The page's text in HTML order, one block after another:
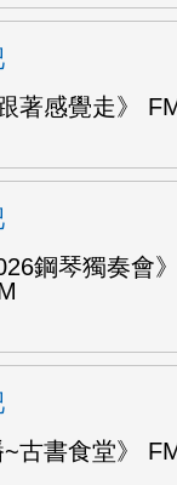
著感覺走》
鋼琴獨奏會
~古書食堂》